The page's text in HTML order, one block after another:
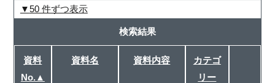
50 件ずつ表示
検索結果
資料
No.▲
資料名 資料内容
カテゴ
リー